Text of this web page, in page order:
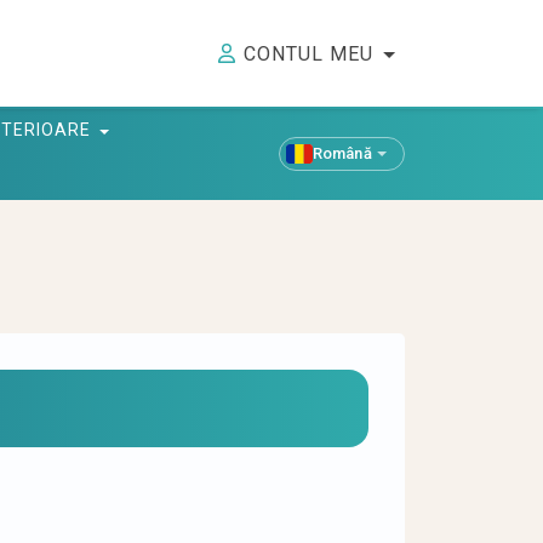
CONTUL MEU
Română